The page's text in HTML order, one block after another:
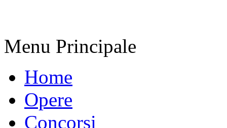
Menu Principale
Home
Opere
Concorsi